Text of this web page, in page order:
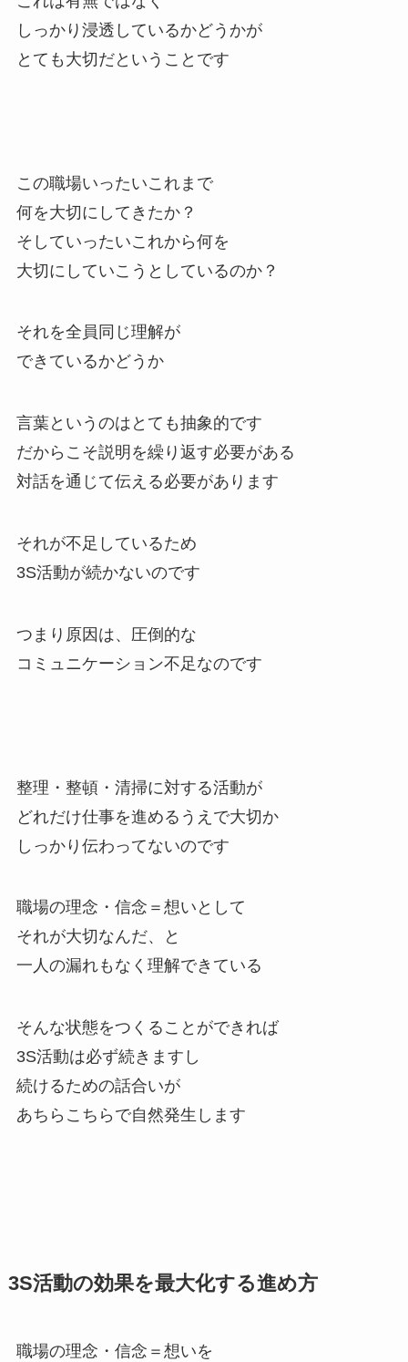
しっかり浸透しているかどうかが
とても大切だということです
この職場いったいこれまで
何を大切にしてきたか？
そしていったいこれから何を
大切にしていこうとしているのか？
それを全員同じ理解が
できているかどうか
言葉というのはとても抽象的です
だからこそ説明を繰り返す必要がある
対話を通じて伝える必要があります
それが不足しているため
3S活動が続かないのです
つまり原因は、圧倒的な
コミュニケーション不足なのです
整理・整頓・清掃に対する活動が
どれだけ仕事を進めるうえで大切か
しっかり伝わってないのです
職場の理念・信念＝想いとして
それが大切なんだ、と
一人の漏れもなく理解できている
そんな状態をつくることができれば
3S活動は必ず続きますし
続けるための話合いが
あちらこちらで自然発生します
3S活動の効果を最大化する進め方
職場の理念・信念＝想いを